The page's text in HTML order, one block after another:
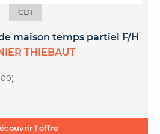
CDI
maison temps partiel F/H
THIEBAUT
l'offre